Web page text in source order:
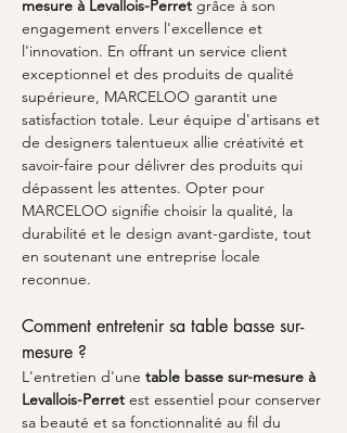
mesure à Levallois-Perret grâce à son
engagement envers l'excellence et
l'innovation. En offrant un service client
exceptionnel et des produits de qualité
supérieure, MARCELOO garantit une
satisfaction totale. Leur équipe d'artisans et
de designers talentueux allie créativité et
savoir-faire pour délivrer des produits qui
dépassent les attentes. Opter pour
MARCELOO signifie choisir la qualité, la
durabilité et le design avant-gardiste, tout
en soutenant une entreprise locale
reconnue.
Comment entretenir sa table basse sur-
mesure ?
L'entretien d'une table basse sur-mesure à
Levallois-Perret est essentiel pour conserver
sa beauté et sa fonctionnalité au fil du